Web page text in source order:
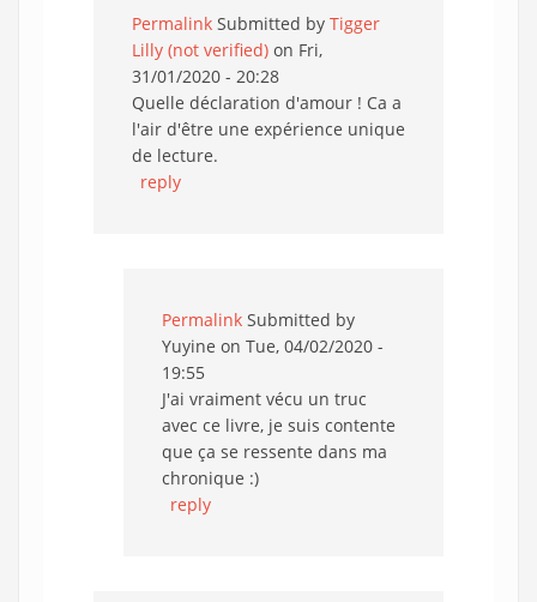
Permalink Submitted by Tigger
Lilly (not verified) on Fri,
31/01/2020 - 20:28
Quelle déclaration d'amour ! Ca a
l'air d'être une expérience unique
de lecture.
reply
Permalink Submitted by
Yuyine on Tue, 04/02/2020 -
19:55
J'ai vraiment vécu un truc
avec ce livre, je suis contente
que ça se ressente dans ma
chronique :)
reply